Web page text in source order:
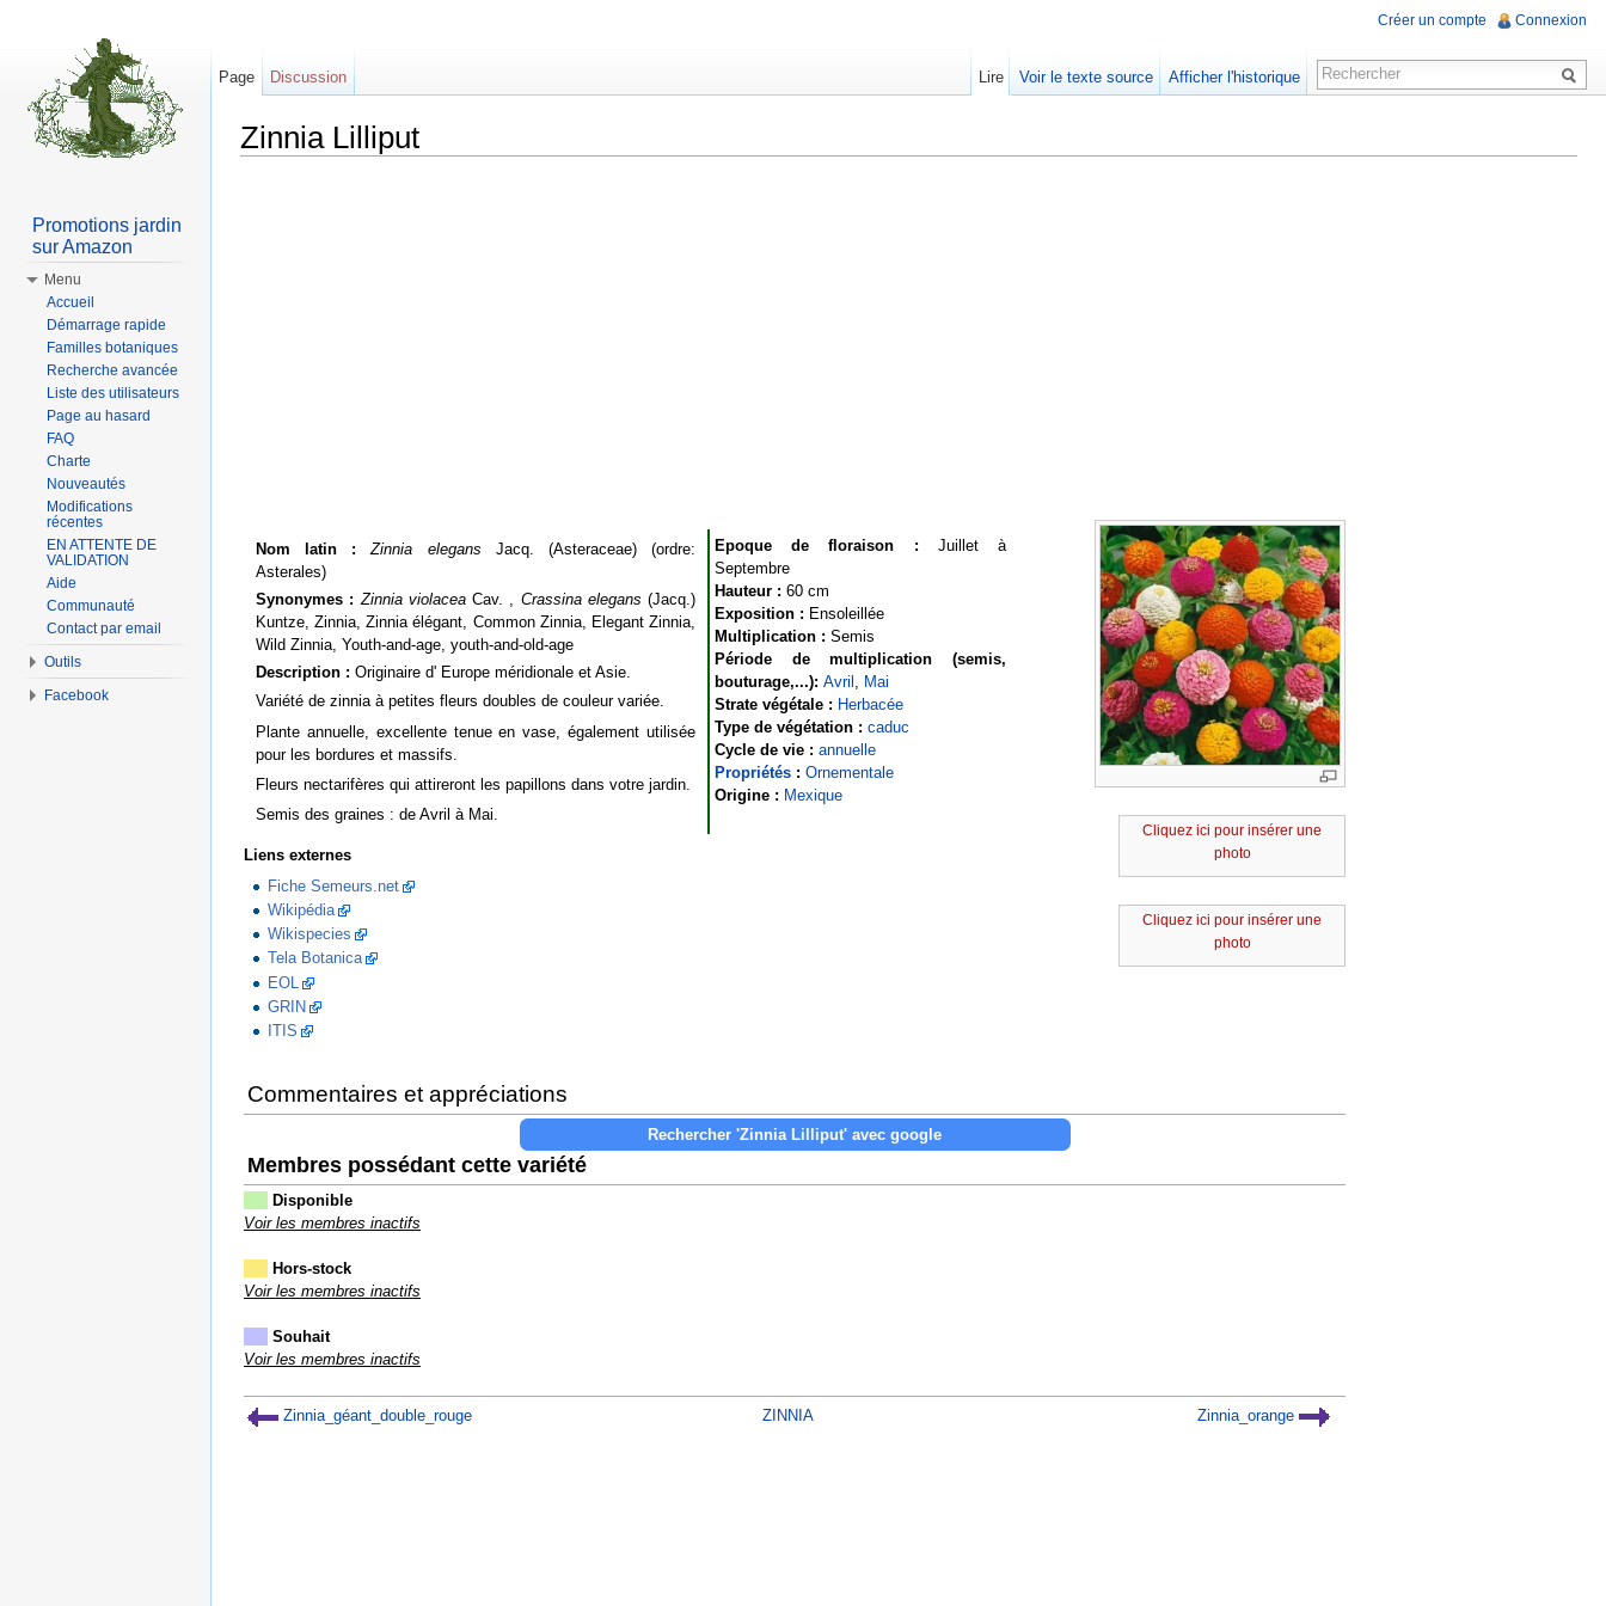
Zinnia Lilliput
Cliquez ici pour insérer une
photo
Cliquez ici pour insérer une
photo
Nom latin : Zinnia elegans Jacq. (Asteraceae) (ordre:
Asterales)
Synonymes : Zinnia violaceaCav. , Crassina elegans (Jacq.)
Kuntze, Zinnia, Zinnia élégant, Common Zinnia, Elegant Zinnia,
Wild Zinnia, Youth-and-age, youth-and-old-age
Description : Originaire d' Europe méridionale et Asie.
Variété de zinnia à petites fleurs doubles de couleur variée.
Plante annuelle, excellente tenue en vase, également utilisée
pour les bordures et massifs.
Fleurs nectarifères qui attireront les papillons dans votre jardin.
Semis des graines : de Avril à Mai.
Epoque de floraison : Juillet à
Septembre
Hauteur : 60 cm
Exposition : Ensoleillée
Multiplication : Semis
Période de multiplication (semis,
bouturage,...): Avril , Mai
Strate végétale : Herbacée
Type de végétation : caduc
Cycle de vie : annuelle
Propriétés : Ornementale
Origine : Mexique
Liens externes
Fiche Semeurs.net
Wikipédia
Wikispecies
Tela Botanica
EOL
GRIN
ITIS
Commentaires et appréciations
Membres possédant cette variété
Disponible
Voir les membres inactifs
Hors-stock
Voir les membres inactifs
Souhait
Voir les membres inactifs
Zinnia_géant_double_rouge ZINNIA Zinnia_orange
Créer un compte Connexion
Page Discussion Lire Voir le texte source Afficher l'historique
Promotions jardin
sur Amazon
Menu
Accueil
Démarrage rapide
Familles botaniques
Recherche avancée
Liste des utilisateurs
Page au hasard
FAQ
Charte
Nouveautés
Modifications
récentes
EN ATTENTE DE
VALIDATION
Aide
Communauté
Contact par email
Outils
Facebook